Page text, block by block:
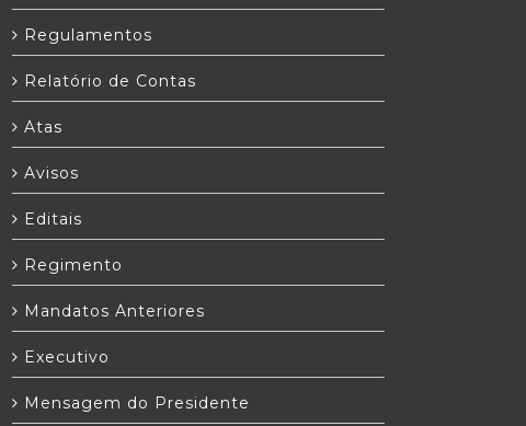
Regulamentos
Relatório de Contas
Atas
Avisos
Editais
Regimento
Mandatos Anteriores
Executivo
Mensagem do Presidente